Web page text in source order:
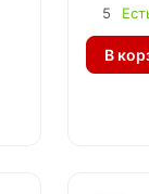
5
В